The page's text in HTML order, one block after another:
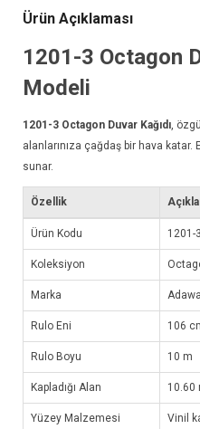
Ürün Açıklaması
1201-3 Octagon
Modeli
1201-3 Octagon Duvar Kağıdı ,
alanlarınıza çağdaş bir hava
sunar.
Özellik
Ürün Kodu 1201-3
Koleksiyon
Marka Adawall
Rulo Eni 106
Rulo Boyu 10 m
Kapladığı Alan 10.60
Yüzey Malzemesi Vinil